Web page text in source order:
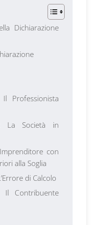
Dichiarazione
Professionista
La Società in
con
alla Soglia
di Calcolo
Il Contribuente